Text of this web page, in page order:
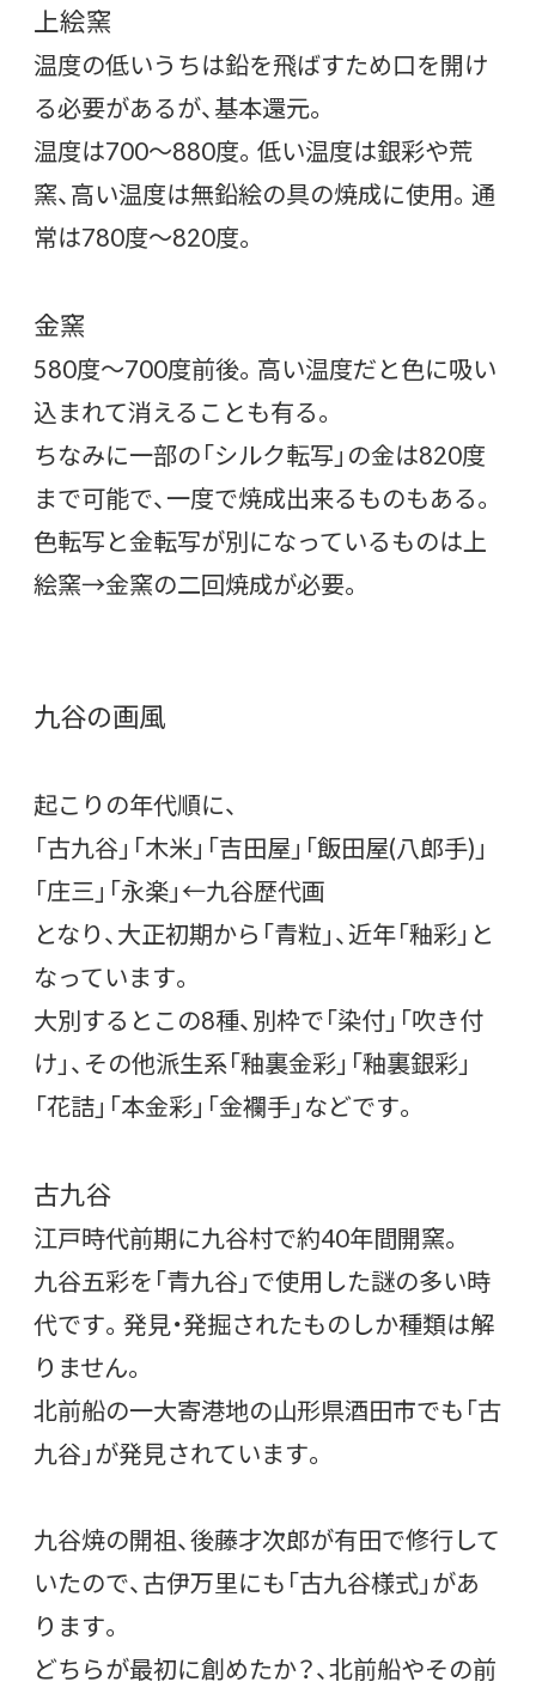
上絵窯
温度の低いうちは鉛を飛ばすため口を開け
る必要があるが、基本還元。
温度は700～880度。低い温度は銀彩や荒
窯、高い温度は無鉛絵の具の焼成に使用。通
常は780度～820度。
金窯
580度～700度前後。高い温度だと色に吸い
込まれて消えることも有る。
ちなみに一部の「シルク転写」の金は820度
まで可能で、一度で焼成出来るものもある。
色転写と金転写が別になっているものは上
絵窯→金窯の二回焼成が必要。
九谷の画風
起こりの年代順に、
「古九谷」「木米」「吉田屋」「飯田屋(八郎手)」
「庄三」「永楽」←九谷歴代画
となり、大正初期から「青粒」、近年「釉彩」と
なっています。
大別するとこの8種、別枠で「染付」「吹き付
け」、その他派生系「釉裏金彩」「釉裏銀彩」
「花詰」「本金彩」「金襴手」などです。
古九谷
江戸時代前期に九谷村で約40年間開窯。
九谷五彩を「青九谷」で使用した謎の多い時
代です。発見・発掘されたものしか種類は解
りません。
北前船の一大寄港地の山形県酒田市でも「古
九谷」が発見されています。
九谷焼の開祖、後藤才次郎が有田で修行して
いたので、古伊万里にも「古九谷様式」があ
ります。
どちらが最初に創めたか？、北前船やその前